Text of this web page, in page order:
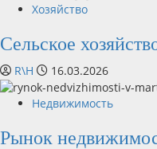
Хозяйство
Сельское
R\H 16.03.2026
Недвижимость
Рынок